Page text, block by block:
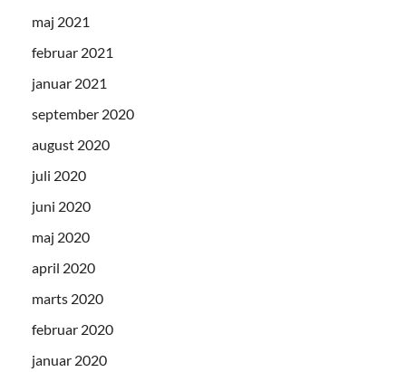
maj 2021
februar 2021
januar 2021
september 2020
august 2020
juli 2020
juni 2020
maj 2020
april 2020
marts 2020
februar 2020
januar 2020